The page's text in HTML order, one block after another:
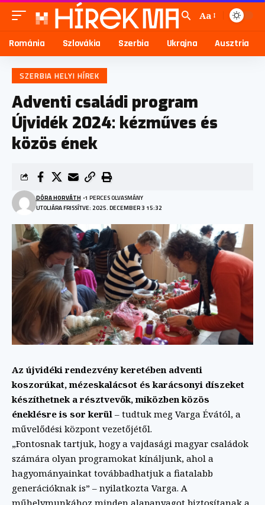
Aa
Románia Szlovákia Szerbia Ukrajna Ausztria
SZERBIA HELYI HÍREK
Adventi családi program
Újvidék 2024: kézműves és
közös ének
UTOLJÁRA FRISSÍTVE: 2025. DECEMBER 3 15:32
DÓRA HORVÁTH 1 PERCES OLVASMÁNY
Az újvidéki rendezvény keretében adventi
koszorúkat, mézeskalácsot és karácsonyi díszeket
készíthetnek a résztvevők, miközben közös
éneklésre is sor kerül – tudtuk meg Varga Évától, a
művelődési központ vezetőjétől.
„Fontosnak tartjuk, hogy a vajdasági magyar családok
számára olyan programokat kínáljunk, ahol a
hagyományainkat továbbadhatjuk a fiatalabb
generációknak is” – nyilatkozta Varga. A
műhelymunkához minden alapanyagot biztosítanak a